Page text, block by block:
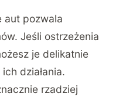
aut pozwala
Jeśli ostrzeżenia
je delikatnie
działania.
rzadziej